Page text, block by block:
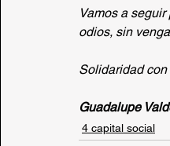
Vamos a
odios, sin
Solidaridad
Guadalupe
4 capital social